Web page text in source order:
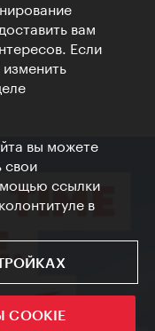
вам
Если
вы можете
свои
ссылки
в